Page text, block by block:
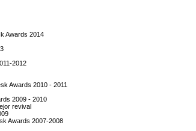
Awards 2014
2012
Awards 2010 - 2011
2009 - 2010
revival
Awards 2007-2008